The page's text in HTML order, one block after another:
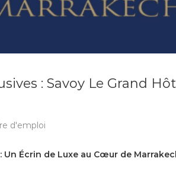
: Savoy Le Grand
d'emploi
Un Écrin de Luxe au Cœur de